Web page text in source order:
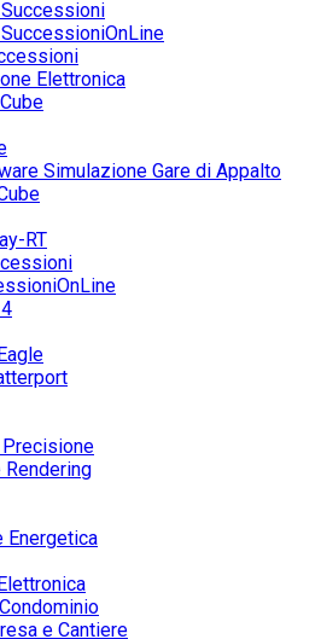
Elettronica
Simulazione Gare di Appalto
RT
Energetica
e Cantiere